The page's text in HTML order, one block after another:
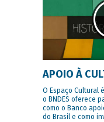
APOIO À
O Espaço Cultural
o BNDES oferece
como o Banco
do Brasil e como